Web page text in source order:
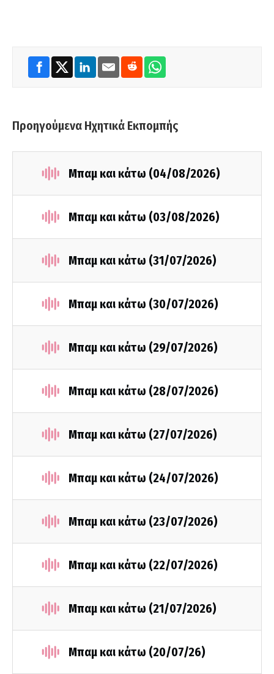
Προηγούμενα Ηχητικά Εκπομπής
Μπαμ και κάτω (04/08/2026)
Μπαμ και κάτω (03/08/2026)
Μπαμ και κάτω (31/07/2026)
Μπαμ και κάτω (30/07/2026)
Μπαμ και κάτω (29/07/2026)
Μπαμ και κάτω (28/07/2026)
Μπαμ και κάτω (27/07/2026)
Μπαμ και κάτω (24/07/2026)
Μπαμ και κάτω (23/07/2026)
Μπαμ και κάτω (22/07/2026)
Μπαμ και κάτω (21/07/2026)
Μπαμ και κάτω (20/07/26)